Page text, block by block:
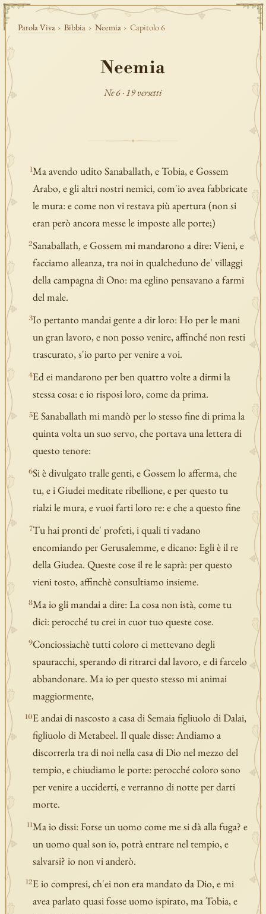
Parola Viva › Bibbia › Neemia › Capitolo 6
Neemia
Ne 6 · 19 versetti
1Ma avendo udito Sanaballath, e Tobia, e Gossem
Arabo, e gli altri nostri nemici, com'io avea fabbricate
le mura: e come non vi restava più apertura (non si
eran però ancora messe le imposte alle porte;)
2Sanaballath, e Gossem mi mandarono a dire: Vieni, e
facciamo alleanza, tra noi in qualcheduno de' villaggi
della campagna di Ono: ma eglino pensavano a farmi
del male.
3Io pertanto mandai gente a dir loro: Ho per le mani
un gran lavoro, e non posso venire, affinché non resti
trascurato, s'io parto per venire a voi.
4Ed ei mandarono per ben quattro volte a dirmi la
stessa cosa: e io risposi loro, come da prima.
5E Sanaballath mi mandò per lo stesso fine di prima la
quinta volta un suo servo, che portava una lettera di
questo tenore:
6Si è divulgato tralle genti, e Gossem lo afferma, che
tu, e i Giudei meditate ribellione, e per questo tu
rialzi le mura, e vuoi farti loro re: e che a questo fine
7Tu hai pronti de' profeti, i quali ti vadano
encomiando per Gerusalemme, e dicano: Egli è il re
della Giudea. Queste cose il re le saprà: per questo
vieni tosto, affinchè consultiamo insieme.
8Ma io gli mandai a dire: La cosa non istà, come tu
dici: perocché tu crei in cuor tuo queste cose.
9Conciossiachè tutti coloro ci mettevano degli
spauracchi, sperando di ritrarci dal lavoro, e di farcelo
abbandonare. Ma io per questo stesso mi animai
maggiormente,
10E andai di nascosto a casa di Semaia figliuolo di Dalai,
figliuolo di Metabeel. Il quale disse: Andiamo a
discorrerla tra di noi nella casa di Dio nel mezzo del
tempio, e chiudiamo le porte: perocché coloro sono
per venire a ucciderti, e verranno di notte per darti
morte.
11Ma io dissi: Forse un uomo come me si dà alla fuga? e
un uomo qual son io, potrà entrare nel tempio, e
salvarsi? io non vi anderò.
12E io compresi, ch'ei non era mandato da Dio, e mi
avea parlato quasi fosse uomo ispirato, ma Tobia, e